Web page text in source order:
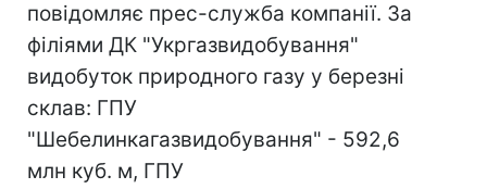
повідомляє прес-служба компанії. За
філіями ДК "Укргазвидобування"
видобуток природного газу у березні
склав: ГПУ
"Шебелинкагазвидобування" - 592,6
млн куб. м, ГПУ